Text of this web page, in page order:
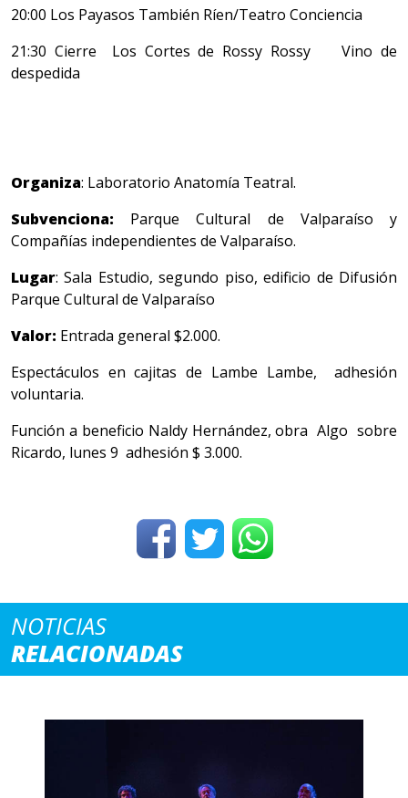
20:00 Los Payasos También Ríen/Teatro Conciencia
21:30 Cierre Los Cortes de Rossy Rossy Vino de
despedida
Organiza: Laboratorio Anatomía Teatral.
Subvenciona: Parque Cultural de Valparaíso y
Compañías independientes de Valparaíso.
Lugar: Sala Estudio, segundo piso, edificio de Difusión
Parque Cultural de Valparaíso
Valor: Entrada general $2.000.
Espectáculos en cajitas de Lambe Lambe, adhesión
voluntaria.
Función a beneficio Naldy Hernández, obra Algo sobre
Ricardo, lunes 9 adhesión $ 3.000.
NOTICIAS
RELACIONADAS